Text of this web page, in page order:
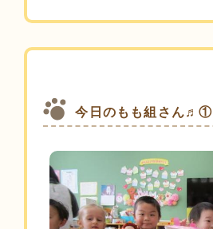
今日のもも組さん♬①